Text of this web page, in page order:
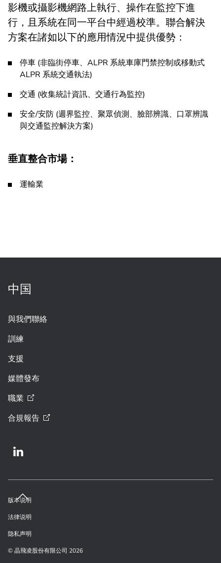
影機或攝影機網路上執行、操作在監控下進
行，且系統在同一平台中經過校準。聯合解決
方案在諸如以下的應用情況中提供優勢：
停車 (非臨街停車、ALPR 系統車庫門禁控制或移動式
ALPR 系統交通執法)
交通 (收集統計資訊、交通行為監控)
安全/安防 (週界監控、聚眾偵測、臉部辨識、口罩辨識
與交通監控解決方案)
垂直整合市場：
運輸業
中国
與我們聯絡
訓練
支援
媒體發布
職業
合規報告
版本说明
法律说明
隐私声明
© 晶飛凌股份有限公司 2026